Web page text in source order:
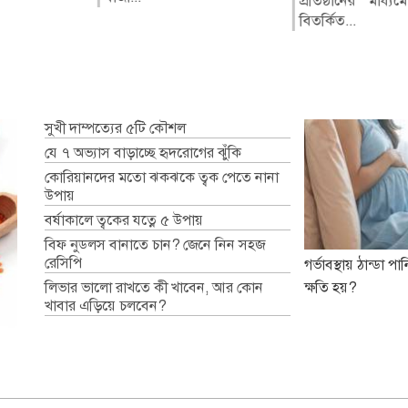
মাধ্যমিক বিদ্যালয়ের
বিতর্কিত...
সুখী দাম্পত্যের ৫টি কৌশল
যে ৭ অভ্যাস বাড়াচ্ছে হৃদরোগের ঝুঁকি
কোরিয়ানদের মতো ঝকঝকে ত্বক পেতে নানা
উপায়
বর্ষাকালে ত্বকের যত্নে ৫ উপায়
বিফ নুডলস বানাতে চান? জেনে নিন সহজ
রেসিপি
লিভার ভালো রাখতে কী খাবেন, আর কোন
খাবার এড়িয়ে চলবেন?
গর্ভাবস্থায় ঠান্ডা
ক্ষতি হয়?